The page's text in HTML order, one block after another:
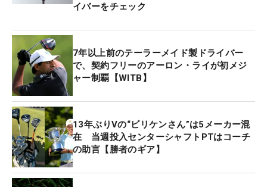
イバーをチェック
7年以上前のテーラーメイド製ドライバー
で、契約フリーのアーロン・ライが初メジ
ャー制覇【WITB】
13年ぶりVの“ビリケンさん”は5メーカー混
在 当週投入センターシャフトPTはコーチ
の助言【勝者のギア】